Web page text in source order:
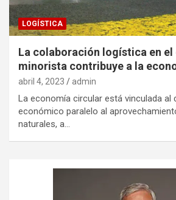
LOGÍSTICA
La colaboración logística en
minorista contribuye a la
abril 4, 2023 admin
La economía circular está vinculada al
económico paralelo al
naturales, a…